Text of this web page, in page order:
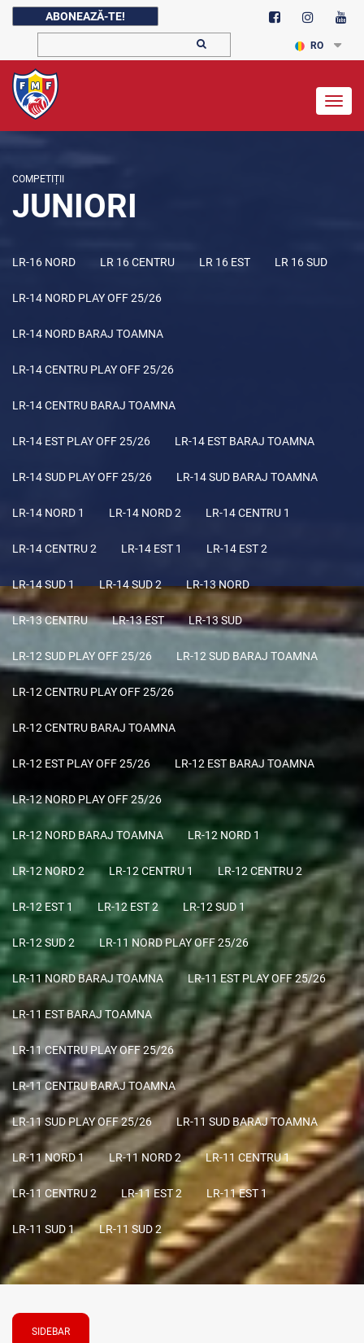
ABONEAZĂ-TE!
RO
COMPETIȚII
JUNIORI
LR-16 NORD LR 16 CENTRU LR 16 EST LR 16 SUD
LR-14 NORD PLAY OFF 25/26
LR-14 NORD BARAJ TOAMNA
LR-14 CENTRU PLAY OFF 25/26
LR-14 CENTRU BARAJ TOAMNA
LR-14 EST PLAY OFF 25/26 LR-14 EST BARAJ TOAMNA
LR-14 SUD PLAY OFF 25/26 LR-14 SUD BARAJ TOAMNA
LR-14 NORD 1 LR-14 NORD 2 LR-14 CENTRU 1
LR-14 CENTRU 2 LR-14 EST 1 LR-14 EST 2
LR-14 SUD 1 LR-14 SUD 2 LR-13 NORD
LR-13 CENTRU LR-13 EST LR-13 SUD
LR-12 SUD PLAY OFF 25/26 LR-12 SUD BARAJ TOAMNA
LR-12 CENTRU PLAY OFF 25/26
LR-12 CENTRU BARAJ TOAMNA
LR-12 EST PLAY OFF 25/26 LR-12 EST BARAJ TOAMNA
LR-12 NORD PLAY OFF 25/26
LR-12 NORD BARAJ TOAMNA LR-12 NORD 1
LR-12 NORD 2 LR-12 CENTRU 1 LR-12 CENTRU 2
LR-12 EST 1 LR-12 EST 2 LR-12 SUD 1
LR-12 SUD 2 LR-11 NORD PLAY OFF 25/26
LR-11 NORD BARAJ TOAMNA LR-11 EST PLAY OFF 25/26
LR-11 EST BARAJ TOAMNA
LR-11 CENTRU PLAY OFF 25/26
LR-11 CENTRU BARAJ TOAMNA
LR-11 SUD PLAY OFF 25/26 LR-11 SUD BARAJ TOAMNA
LR-11 NORD 1 LR-11 NORD 2 LR-11 CENTRU 1
LR-11 CENTRU 2 LR-11 EST 2 LR-11 EST 1
LR-11 SUD 1 LR-11 SUD 2
SIDEBAR